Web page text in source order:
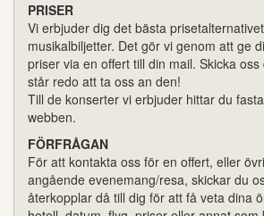
PRISER
Vi erbjuder dig det bästa
musikalbiljetter. Det gör vi genom att ge
priser via en offert till din mail. Skicka
står redo att ta oss an den!
Till de konserter vi erbjuder hittar du
webben.
FÖRFRÅGAN
För att kontakta oss för en offert, eller
angående evenemang/resa, skickar du
återkopplar då till dig för att få veta dina